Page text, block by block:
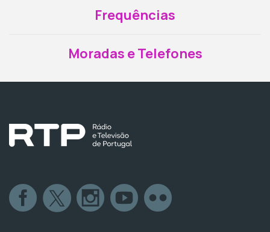
Frequências
Moradas e Telefones